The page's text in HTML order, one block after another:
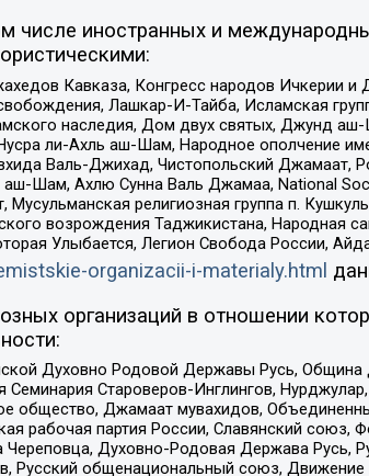
иностранных и
Кавказа, Конгресс народов Ичкерии и
Лашкар-И-Тайба, Исламская
наследия, Дом двух святых, Джунд
ли-Ахль аш-Шам, Народное ополчение
Валь-Джихад, Чистопольский Джамаат,
Шам, Ахлю Сунна Валь Джамаа, National
религиозная группа п.
возрождения Таджикистана, Народная
Улыбается, Легион Свобода России,
organizacii-i-materialy.html
организаций в отношении
Духовно Родовой Державы Русь, Община
Староверов-Инглингов,
общество, Джамаат мувахидов,
рабочая партия России, Славянский
Духовно-Родовая Держава Русь,
Русский общенациональный союз,